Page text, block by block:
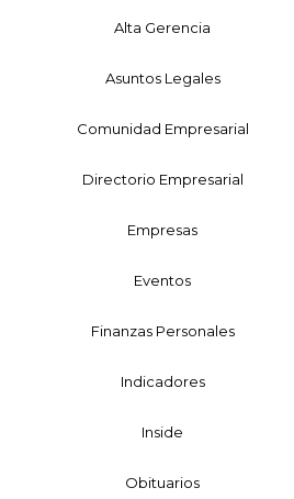
Alta Gerencia
Asuntos Legales
Comunidad Empresarial
Directorio Empresarial
Empresas
Eventos
Finanzas Personales
Indicadores
Inside
Obituarios